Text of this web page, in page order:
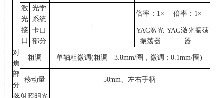
激
光
接
口
光学
系统
-
倍率：1× 倍率：1×
卡口
部分
YAG激光
振荡器
YAG激光振荡
器
对
焦
部
分
粗调 单轴粗微调(粗调：3.8mm/圈，微调：0.1mm/圈)
移动量 50mm、左右手柄
落射照明光